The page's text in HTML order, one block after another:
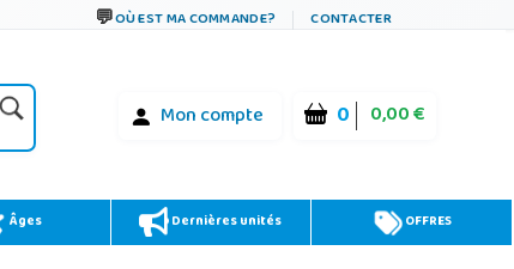
OÙ EST MA COMMANDE? CONTACTER
Mon compte 0 0,00 €
Âges Dernières unités OFFRES